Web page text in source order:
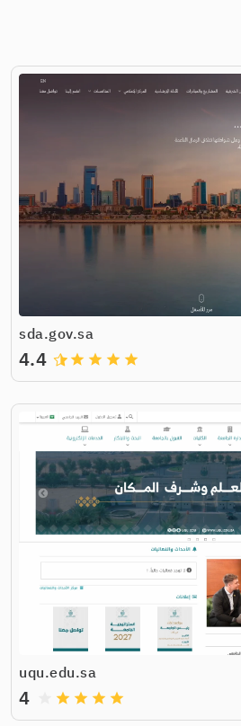
sda.gov.sa
grade
grade
grade
grade
4.4
uqu.edu.sa
grade
grade
grade
grade
4